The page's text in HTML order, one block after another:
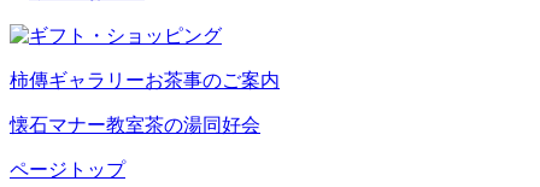
柿傳ギャラリーお茶事のご案内
懐石マナー教室茶の湯同好会
ページトップ